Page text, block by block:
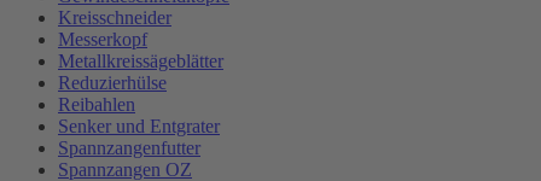
Kreisschneider
Messerkopf
Metallkreissägeblätter
Reduzierhülse
Reibahlen
Senker und Entgrater
Spannzangenfutter
Spannzangen OZ